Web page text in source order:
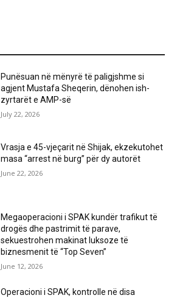
Punësuan në mënyrë të paligjshme si
agjent Mustafa Sheqerin, dënohen ish-
zyrtarët e AMP-së
July 22, 2026
Vrasja e 45-vjeçarit në Shijak, ekzekutohet
masa “arrest në burg” për dy autorët
June 22, 2026
Megaoperacioni i SPAK kundër trafikut të
drogës dhe pastrimit të parave,
sekuestrohen makinat luksoze të
biznesmenit të “Top Seven”
June 12, 2026
Operacioni i SPAK, kontrolle në disa